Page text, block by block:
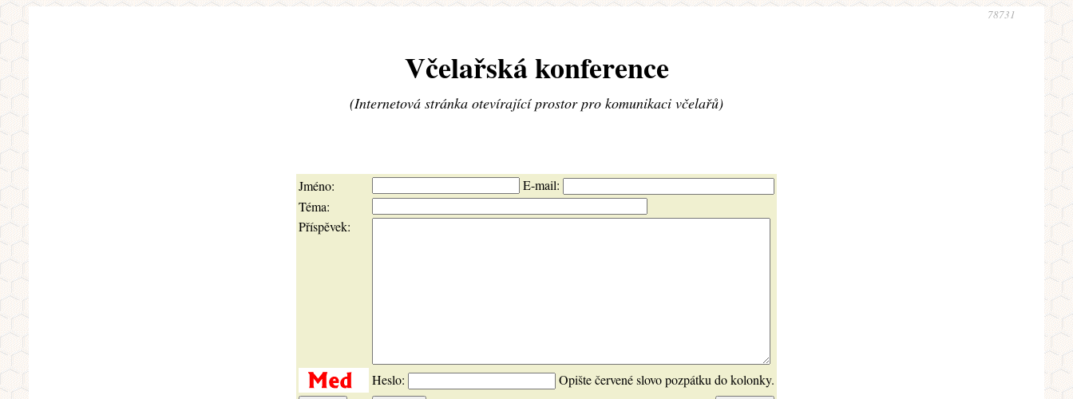
78731
Včelařská konference
(Internetová stránka otevírající prostor pro komunikaci včelařů)
Jméno:
E-mail:
Téma:
Příspěvek:
Heslo: Opište červené slovo pozpátku do kolonky.